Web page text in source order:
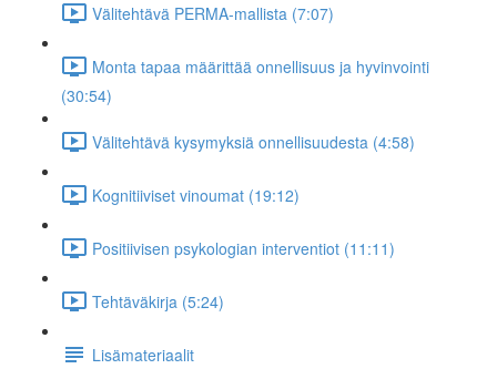
Välitehtävä PERMA-mallista (7:07)
Monta tapaa määrittää onnellisuus ja hyvinvointi
(30:54)
Välitehtävä kysymyksiä onnellisuudesta (4:58)
Kognitiiviset vinoumat (19:12)
Positiivisen psykologian interventiot (11:11)
Tehtäväkirja (5:24)
Lisämateriaalit